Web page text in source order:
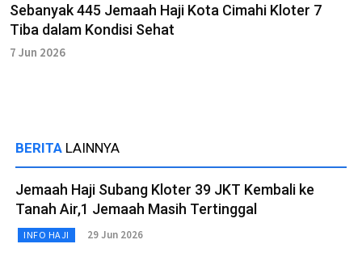
Sebanyak 445 Jemaah Haji Kota Cimahi Kloter 7
Tiba dalam Kondisi Sehat
7 Jun 2026
BERITA LAINNYA
Jemaah Haji Subang Kloter 39 JKT Kembali ke
Tanah Air,1 Jemaah Masih Tertinggal
INFO HAJI 29 Jun 2026